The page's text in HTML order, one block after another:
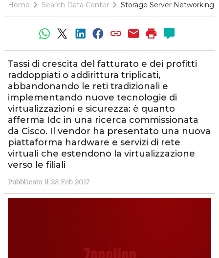
Home Search Data Center Storage Server Networking
Tassi di crescita del fatturato e dei profitti
raddoppiati o addirittura triplicati,
abbandonando le reti tradizionali e
implementando nuove tecnologie di
virtualizzazioni e sicurezza: è quanto
afferma Idc in una ricerca commissionata
da Cisco. Il vendor ha presentato una nuova
piattaforma hardware e servizi di rete
virtuali che estendono la virtualizzazione
verso le filiali
Pubblicato il 28 Feb 2017